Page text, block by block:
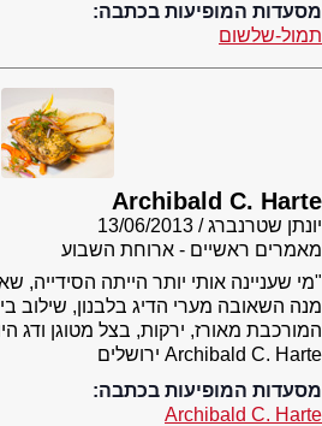
מסעדות המופיעות בכתבה:
תמול-שלשום
Archibald C. Harte
יונתן שטרנברג
13/06/2013
מאמרים ראשיים - ארוחת השבוע
"מי שעניינה אותי יותר הייתה הסידייה,
מנה השאובה מערי הדיג בלבנון, שילוב
המורכבת מאורז, ירקות, בצל מטוגן ודג
Archibald C. Harte ירושלים
מסעדות המופיעות בכתבה:
Archibald C. Harte